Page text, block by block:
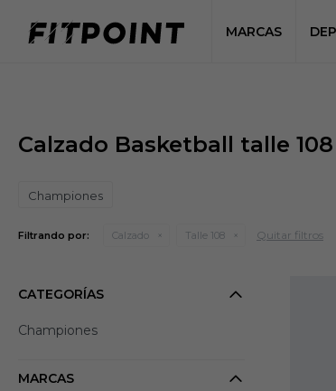
MARCAS
Calzado Basketball talle 108
Championes
Filtrando por: Calzado Talle 108 Quitar filtros
CATEGORÍAS
Championes
MARCAS